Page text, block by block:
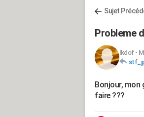
Sujet
Probleme
lkdof-
Bonjour, mon
faire ???